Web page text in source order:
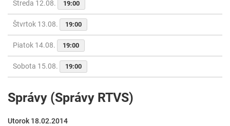
Streda 12.08. 19:00
Štvrtok 13.08. 19:00
Piatok 14.08. 19:00
Sobota 15.08. 19:00
Správy (Správy RTVS)
Utorok 18.02.2014